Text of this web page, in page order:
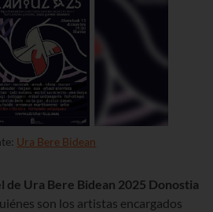
Ura Bere Bidean
de Ura Bere Bidean 2025 Donostia
son los artistas encargados